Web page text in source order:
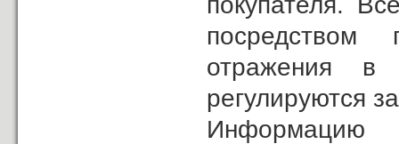
отражения в
регулируются
Информацию